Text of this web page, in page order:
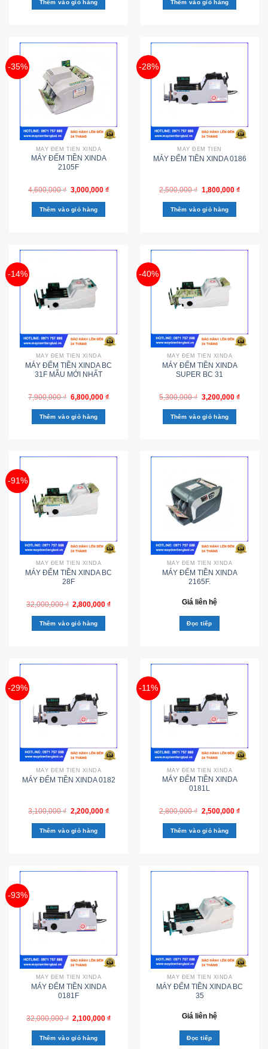
Thêm vào giỏ hàng Thêm vào giỏ hàng
-35%
MÁY ĐẾM TIỀN XINDA
MÁY ĐẾM TIỀN XINDA
2105F
4,600,000₫ 3,000,000 ₫
Thêm vào giỏ hàng
-28%
MÁY ĐẾM TIỀN
MÁY ĐẾM TIỀN XINDA 0186
2,500,000₫ 1,800,000 ₫
Thêm vào giỏ hàng
-14%
MÁY ĐẾM TIỀN XINDA
MÁY ĐẾM TIỀN XINDA BC
31F MẪU MỚI NHẤT
7,900,000₫ 6,800,000 ₫
Thêm vào giỏ hàng
-40%
MÁY ĐẾM TIỀN XINDA
MÁY ĐẾM TIỀN XINDA
SUPER BC 31
5,300,000₫ 3,200,000 ₫
Thêm vào giỏ hàng
-91%
MÁY ĐẾM TIỀN XINDA
MÁY ĐẾM TIỀN XINDA BC
28F
32,000,000₫ 2,800,000₫
Thêm vào giỏ hàng
MÁY ĐẾM TIỀN XINDA
MÁY ĐẾM TIỀN XINDA
2165F.
Giá liên hệ
Đọc tiếp
-29%
MÁY ĐẾM TIỀN XINDA
MÁY ĐẾM TIỀN XINDA 0182
3,100,000₫ 2,200,000 ₫
Thêm vào giỏ hàng
-11%
MÁY ĐẾM TIỀN XINDA
MÁY ĐẾM TIỀN XINDA
0181L
2,800,000₫ 2,500,000 ₫
Thêm vào giỏ hàng
-93%
MÁY ĐẾM TIỀN XINDA
MÁY ĐẾM TIỀN XINDA
0181F
32,000,000₫ 2,100,000₫
Thêm vào giỏ hàng
MÁY ĐẾM TIỀN XINDA
MÁY ĐẾM TIỀN XINDA BC
35
Giá liên hệ
Đọc tiếp